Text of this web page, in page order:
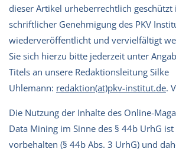
dieser Artikel urheberrechtlich
schriftlicher Genehmigung des PKV
wiederveröffentlicht und vervielfältigt
Sie sich hierzu bitte jederzeit unter
Titels an unsere Redaktionsleitung Silke
Uhlemann: redaktion(at)pkv-institut.de.
Die Nutzung der Inhalte des Online-
Data Mining im Sinne des § 44b UrhG
vorbehalten (§ 44b Abs. 3 UrhG) und